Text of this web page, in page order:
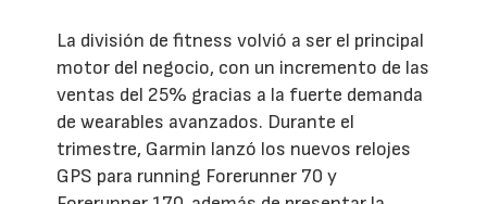
La división de fitness volvió a ser el principal
motor del negocio, con un incremento de las
ventas del 25% gracias a la fuerte demanda
de wearables avanzados. Durante el
trimestre, Garmin lanzó los nuevos relojes
GPS para running Forerunner 70 y